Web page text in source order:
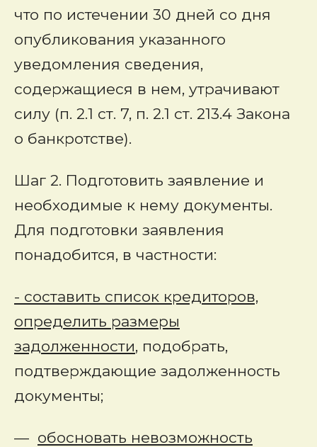
что по истечении 30 дней со дня
опубликования указанного
уведомления сведения,
содержащиеся в нем, утрачивают
силу (п. 2.1 ст. 7, п. 2.1 ст. 213.4 Закона
о банкротстве).
Шаг 2. Подготовить заявление и
необходимые к нему документы.
Для подготовки заявления
понадобится, в частности:
- составить список кредиторов,
определить размеры
задолженности, подобрать,
подтверждающие задолженность
документы;
— обосновать невозможность